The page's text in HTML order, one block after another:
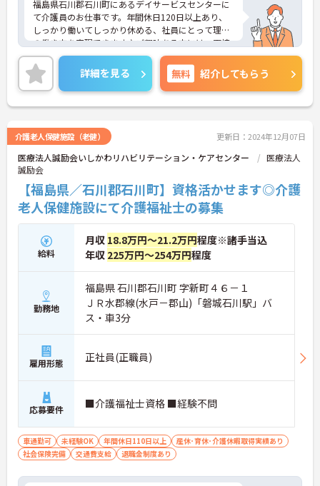
福島県石川郡石川町にあるデイサービスセンターに
て介護員のお仕事です。年間休日120日以上あり、
しっかり働いてしっかり休める、社員にとって理想
の働き方を実現できます♪ご興味ある方には、面接
対策ポイントなど、さらに詳細をお話しいたします
のでお気軽にご相談ください。
詳細を見る 無料 紹介してもらう
介護老人保健施設（老健） 更新日：2024年12月07日
医療法人誠励会いしかわリハビリテーション・ケアセンター
医療法人
誠励会
【福島県／石川郡石川町】資格活かせます◎介護
老人保健施設にて介護福祉士の募集
給料
月収 18.8万円～21.2万円程度※諸手当込
年収 225万円～254万円程度
勤務地
福島県 石川郡石川町 字新町４６－１
ＪＲ水郡線(水戸－郡山)「磐城石川駅」バ
ス・車3分
雇用形態 正社員(正職員)
応募要件 ■介護福祉士資格 ■経験不問
車通勤可 未経験OK 年間休日110日以上
産休･育休･介護休暇取得実績あり
社会保険完備
交通費支給 退職金制度あり